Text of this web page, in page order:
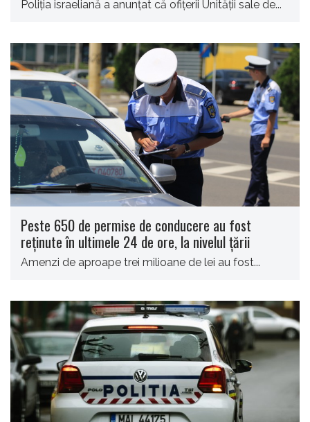
Poliţia israeliană a anunţat că ofiţerii Unităţii sale de...
Peste 650 de permise de conducere au fost
reţinute în ultimele 24 de ore, la nivelul țării
Amenzi de aproape trei milioane de lei au fost...